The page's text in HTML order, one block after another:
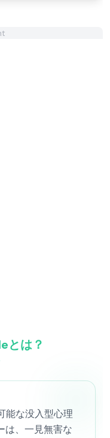
とは？
能な没入型心理
は、一見無害な